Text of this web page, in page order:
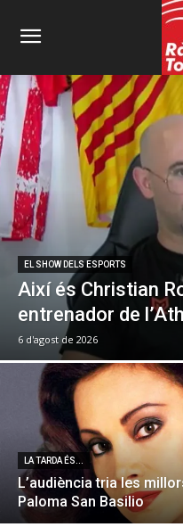
EL SHOW DELS ESPORTS
Així és Christian
entrenador de
6 d'agost de 2026
LA TARDA ÉS...
L’audiència tria les
Paloma San Basilio